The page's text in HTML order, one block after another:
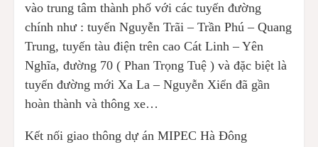
vào trung tâm thành phố với các tuyến đường
chính như : tuyến Nguyễn Trãi – Trần Phú – Quang
Trung, tuyến tàu điện trên cao Cát Linh – Yên
Nghĩa, đường 70 ( Phan Trọng Tuệ ) và đặc biệt là
tuyến đường mới Xa La – Nguyễn Xiển đã gần
hoàn thành và thông xe…
Kết nối giao thông dự án MIPEC Hà Đông